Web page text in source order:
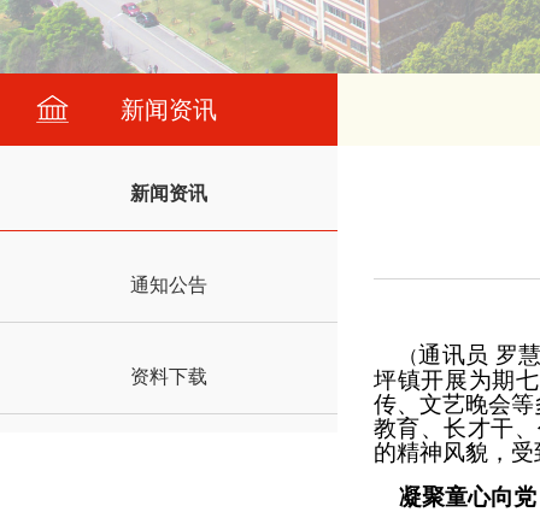
新闻资讯
新闻资讯
通知公告
资料下载
（通讯员 罗
坪镇开展为期
传、文艺晚会
教育、长才干
的精神风貌，
凝聚童心向